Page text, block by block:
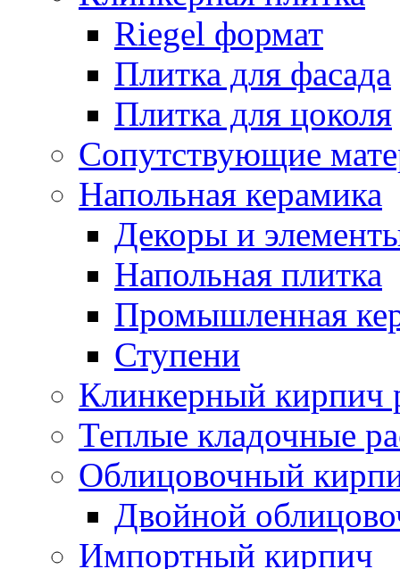
Riegel формат
Плитка для фасада
Плитка для цоколя
Сопутствующие
Напольная керамика
Декоры и
Напольная плитка
Промышленная
Ступени
Клинкерный кирпич
Теплые кладочные
Облицовочный
Двойной
Импортный кирпич